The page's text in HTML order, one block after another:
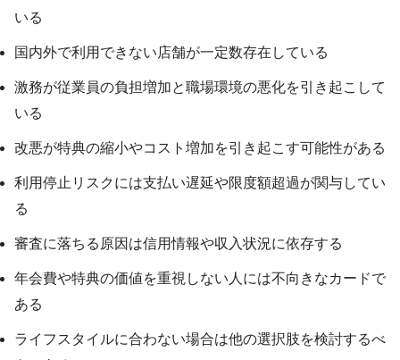
いる
国内外で利用できない店舗が一定数存在している
激務が従業員の負担増加と職場環境の悪化を引き起こして
いる
改悪が特典の縮小やコスト増加を引き起こす可能性がある
利用停止リスクには支払い遅延や限度額超過が関与してい
る
審査に落ちる原因は信用情報や収入状況に依存する
年会費や特典の価値を重視しない人には不向きなカードで
ある
ライフスタイルに合わない場合は他の選択肢を検討するべ